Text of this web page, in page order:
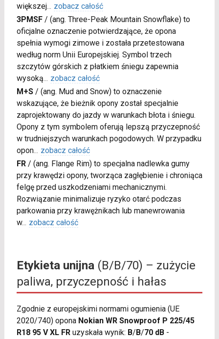
większej... zobacz całość
3PMSF/ (ang. Three-Peak Mountain Snowflake) to
oficjalne oznaczenie potwierdzające, że opona
spełnia wymogi zimowe i została przetestowana
według norm Unii Europejskiej. Symbol trzech
szczytów górskich z płatkiem śniegu zapewnia
wysoką... zobacz całość
M+S/ (ang. Mud and Snow) to oznaczenie
wskazujące, że bieżnik opony został specjalnie
zaprojektowany do jazdy w warunkach błota i śniegu.
Opony z tym symbolem oferują lepszą przyczepność
w trudniejszych warunkach pogodowych. W przypadku
opon... zobacz całość
FR/ (ang. Flange Rim) to specjalna nadlewka gumy
przy krawędzi opony, tworząca zagłębienie i chroniąca
felgę przed uszkodzeniami mechanicznymi.
Rozwiązanie minimalizuje ryzyko otarć podczas
parkowania przy krawężnikach lub manewrowania
w... zobacz całość
Etykieta unijna(B/B/70) – zużycie
paliwa, przyczepność i hałas
Zgodnie z europejskimi normami ogumienia (UE
2020/740) opona Nokian WR Snowproof P 225/45
R18 95 V XL FRuzyskała wynik: B/B/70 dB-